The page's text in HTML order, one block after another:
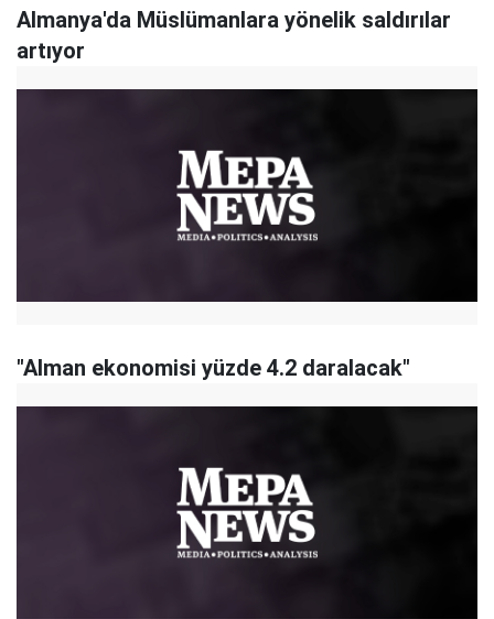
Almanya'da Müslümanlara yönelik saldırılar
artıyor
"Alman ekonomisi yüzde 4.2 daralacak"